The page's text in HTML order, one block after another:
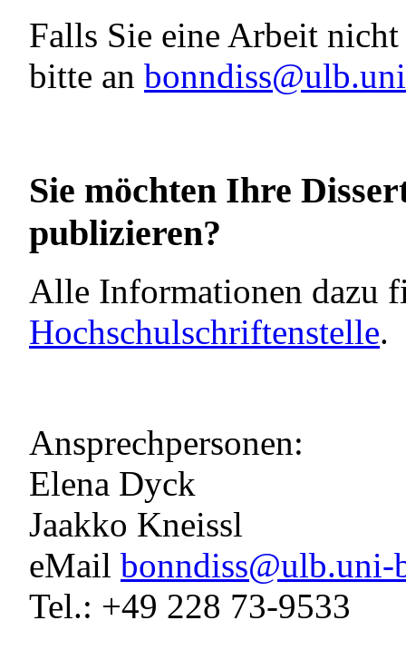
Falls Sie eine Arbeit
bitte an
Sie möchten Ihre
publizieren?
Alle Informationen dazu
Hochschulschriftenstelle.
Ansprechpersonen:
Elena Dyck
Jaakko Kneissl
eMail bonndiss@ulb.uni-
Tel.: +49 228 73-9533